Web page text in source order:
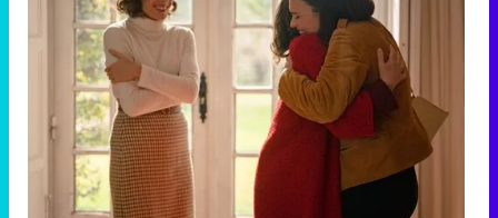
Fina y Digna se reencuentran en 'Sueños de libertad'
Sobremesa y tarde
El regreso de Fina lleva a '
Sueños de